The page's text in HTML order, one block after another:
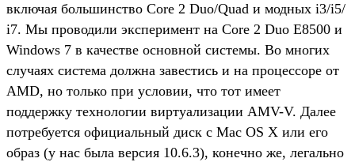
включая большинство Сore 2 Duo/Quad и модных i3/i5/
i7. Мы проводили эксперимент на Core 2 Duo E8500 и
Windows 7 в качестве основной системы. Во многих
случаях система должна завестись и на процессоре от
AMD, но только при условии, что тот имеет
поддержку технологии виртуализации AMV-V. Далее
потребуется официальный диск с Mac OS X или его
образ (у нас была версия 10.6.3), конечно же, легально